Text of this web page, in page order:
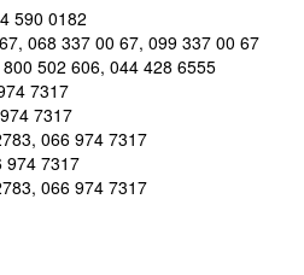
590 0182
068 337 00 67, 099 337 00 67
502 606, 044 428 6555
7317
7317
066 974 7317
974 7317
066 974 7317